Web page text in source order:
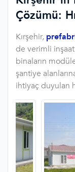
Çözümü:
Kırşehir,
de verimli
binaların
şantiye
ihtiyaç duyulan